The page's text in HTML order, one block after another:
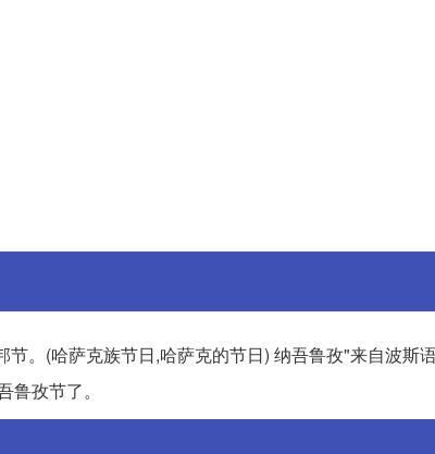
。(哈萨克族节日,哈萨克的节日) 纳吾鲁孜"来自波斯
孜节了。